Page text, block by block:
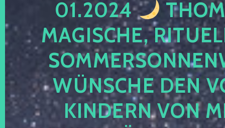
01.2024
MAGISCHE,
WÜNSCHE DEN
KINDERN VON